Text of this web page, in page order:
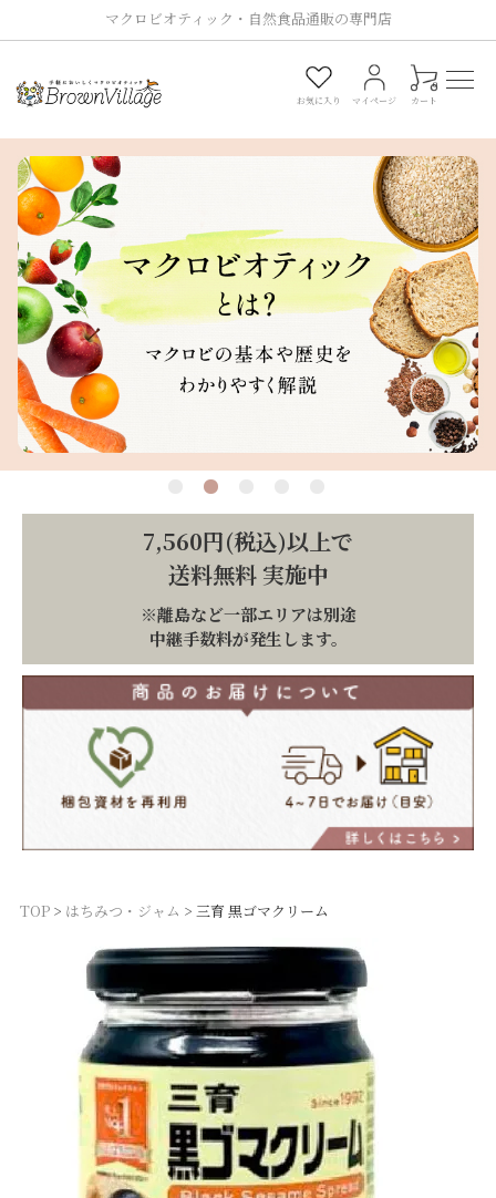
マクロビオティック・自然食品通販の専門店
お気に入り マイページ カート
0
7,560円(税込)以上で
送料無料 実施中
※離島など一部エリアは別途
中継手数料が発生します。
TOP はちみつ・ジャム 三育 黒ゴマクリーム